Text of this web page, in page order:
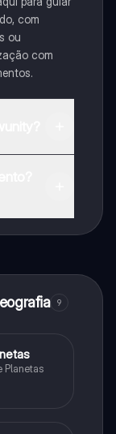
com
ou
com
9
Planetas